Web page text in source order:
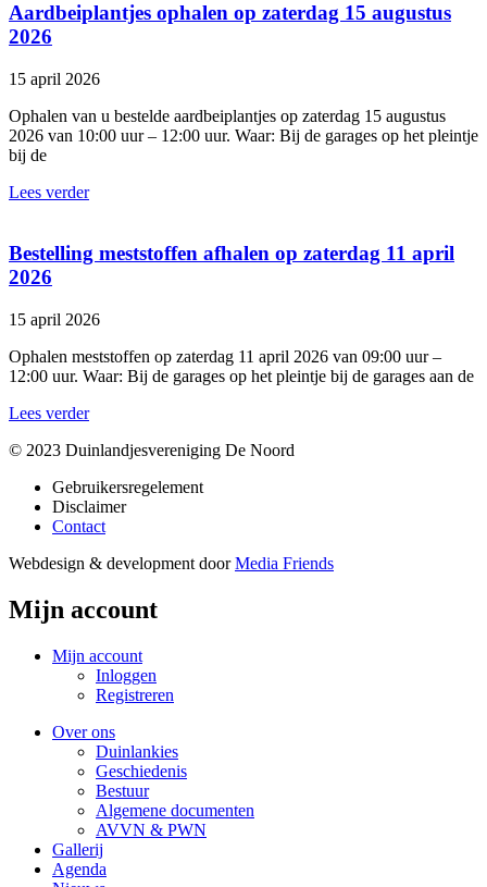
Aardbeiplantjes ophalen op zaterdag 15 augustus
2026
15 april 2026
Ophalen van u bestelde aardbeiplantjes op zaterdag 15 augustus
2026 van 10:00 uur – 12:00 uur. Waar: Bij de garages op het pleintje
bij de
Lees verder
Bestelling meststoffen afhalen op zaterdag 11 april
2026
15 april 2026
Ophalen meststoffen op zaterdag 11 april 2026 van 09:00 uur –
12:00 uur. Waar: Bij de garages op het pleintje bij de garages aan de
Lees verder
© 2023 Duinlandjesvereniging De Noord
Gebruikersregelement
Disclaimer
Contact
Webdesign & development doorMedia Friends
Mijn account
Mijn account
Inloggen
Registreren
Over ons
Duinlankies
Geschiedenis
Bestuur
Algemene documenten
AVVN & PWN
Gallerij
Agenda